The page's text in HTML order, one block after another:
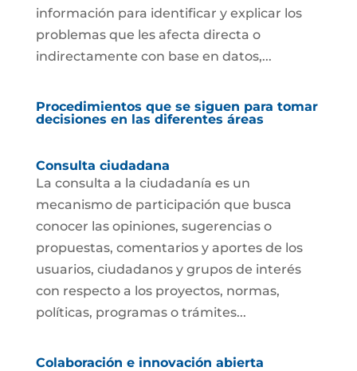
información para identificar y explicar los
problemas que les afecta directa o
indirectamente con base en datos,...
Procedimientos que se siguen para tomar
decisiones en las diferentes áreas
Consulta ciudadana
La consulta a la ciudadanía es un
mecanismo de participación que busca
conocer las opiniones, sugerencias o
propuestas, comentarios y aportes de los
usuarios, ciudadanos y grupos de interés
con respecto a los proyectos, normas,
políticas, programas o trámites...
Colaboración e innovación abierta